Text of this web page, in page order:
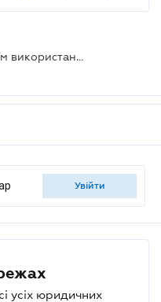
Міноборони роз’яснило механізм використання бодікамер працівниками ТЦК та СП
увійти
усіх юридичних